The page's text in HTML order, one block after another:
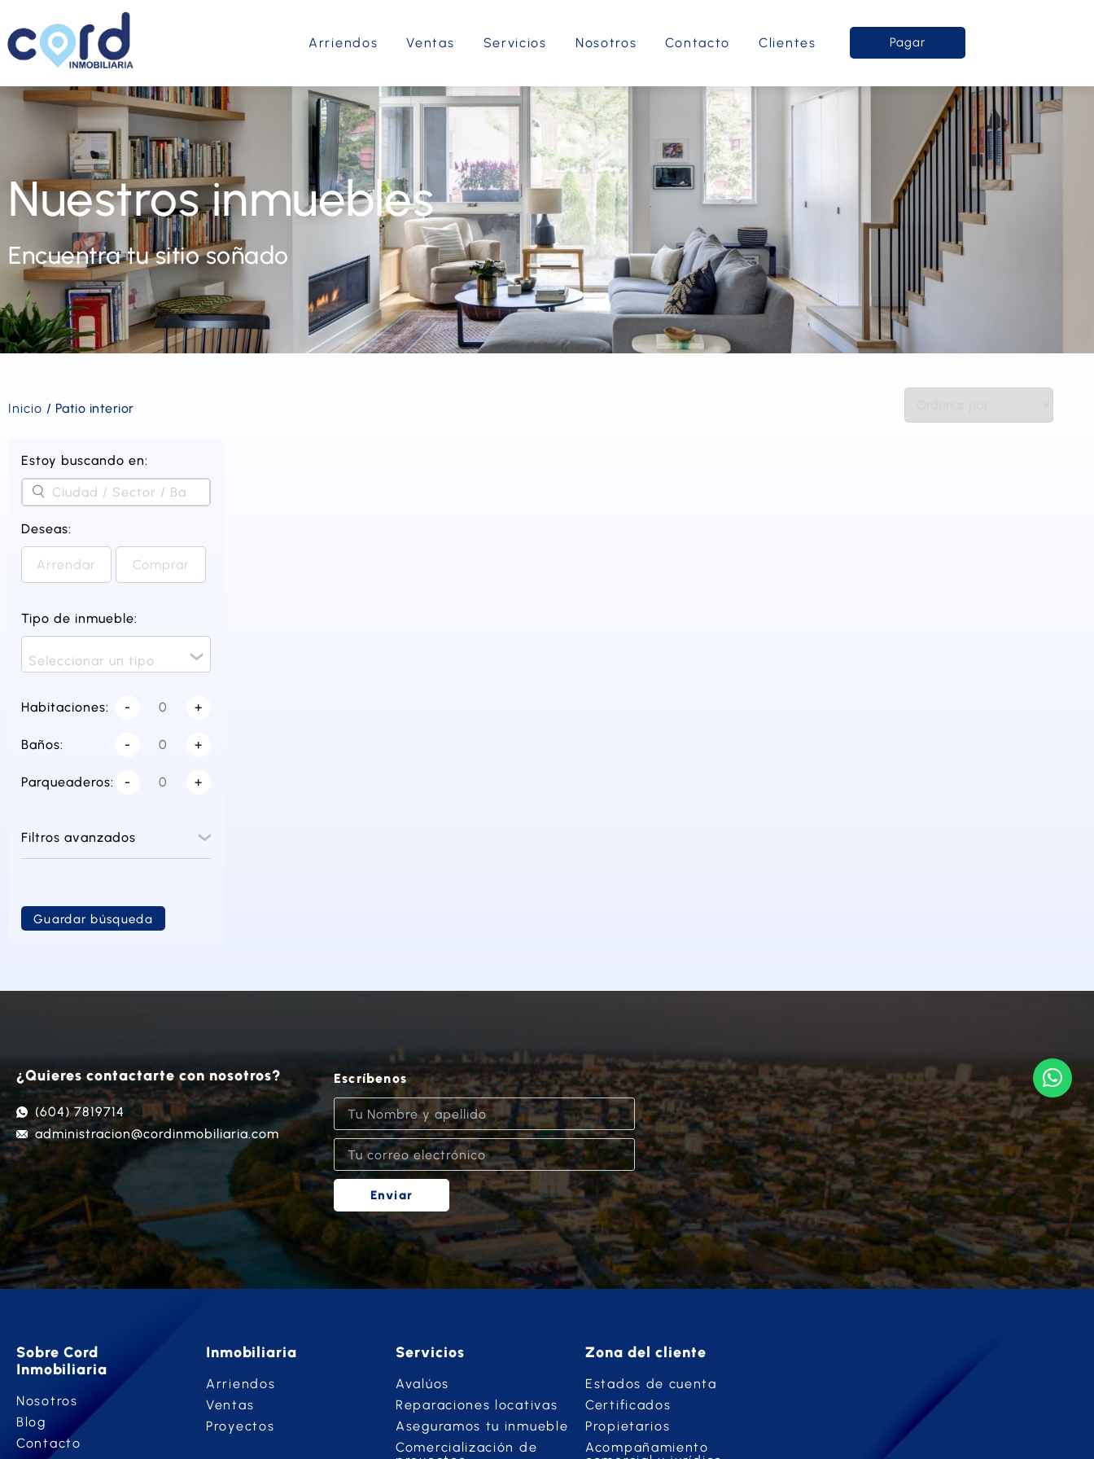
Arriendos Ventas Servicios Nosotros Contacto Clientes Pagar
Nuestros inmuebles
Encuentra tu sitio soñado
Inicio / Patio interior
Estoy buscando en:
Deseas:
Arrendar Comprar
Tipo de inmueble:
Seleccionar un tipo
Habitaciones: - +
Baños: - +
Parqueaderos: - +
Filtros avanzados
Guardar búsqueda
¿Quieres contactarte con nosotros?
(604) 7819714
administracion@cordinmobiliaria.com
Escríbenos
Enviar
Sobre Cord
Inmobiliaria
Nosotros
Blog
Contacto
Inmobiliaria
Arriendos
Ventas
Proyectos
Servicios
Avalúos
Reparaciones locativas
Aseguramos tu inmueble
Comercialización de
Zona del cliente
Estados de cuenta
Certificados
Propietarios
Acompañamiento